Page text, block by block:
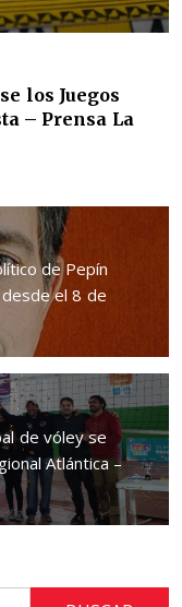
los Juegos
– Prensa La
de Pepín
el 8 de
de vóley se
Atlántica –